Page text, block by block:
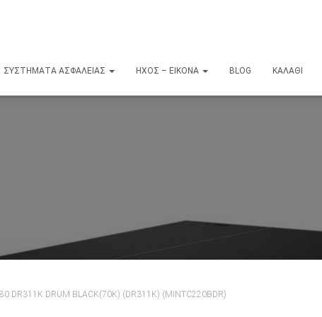
ΣΥΣΤΉΜΑΤΑ ΑΣΦΑΛΕΊΑΣ ΉΧΟΣ – ΕΙΚΌΝΑ BLOG ΚΑΛΆΘΙ
DR311K DRUM BLACK(70Κ) (DR311K) (MINTC220BDR)